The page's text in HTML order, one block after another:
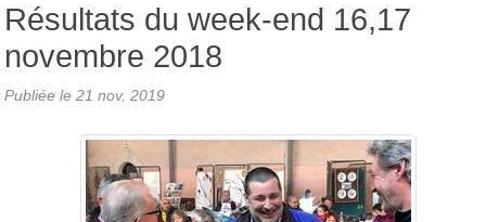
Résultats du week-end 16,17
novembre 2018
Publiée le 21 nov. 2019